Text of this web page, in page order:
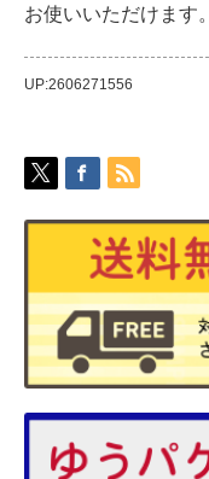
お使いいただけます。
UP:2606271556